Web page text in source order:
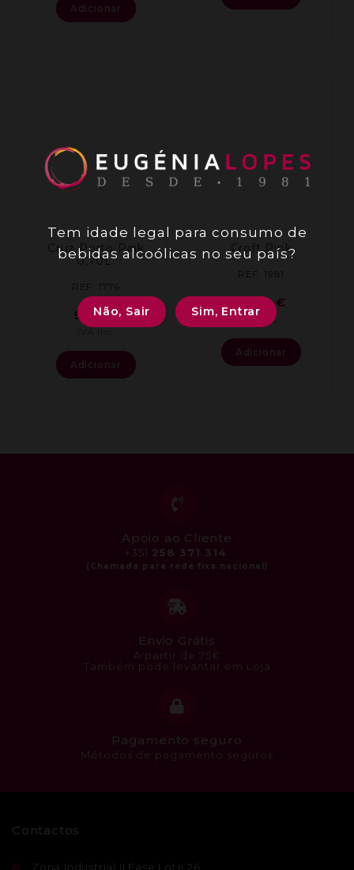
Adicionar
Cruz Porto Pink
0,70L.
REF: 1776
9,84€
Adicionar
Croft Pink
REF: 1981
10,10€
IVA inc.
Adicionar
Apoio ao Cliente
+351 258 371 314
Envio Grátis
A partir de 75€
Também pode levantar em Loja
Pagamento seguro
Métodos de pagamento seguros
Contactos
Zona Industrial II Fase Lote 26,
Tem idade legal para consumo de
bebidas alcoólicas no seu país?
Não, Sair Sim, Entrar